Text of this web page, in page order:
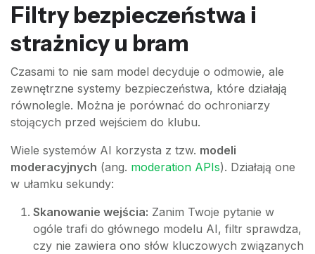
Filtry bezpieczeństwa i
strażnicy u bram
Czasami to nie sam model decyduje o odmowie, ale
zewnętrzne systemy bezpieczeństwa, które działają
równolegle. Można je porównać do ochroniarzy
stojących przed wejściem do klubu.
Wiele systemów AI korzysta z tzw. modeli
moderacyjnych (ang. moderation APIs). Działają one
w ułamku sekundy:
Skanowanie wejścia: Zanim Twoje pytanie w
ogóle trafi do głównego modelu AI, filtr sprawdza,
czy nie zawiera ono słów kluczowych związanych